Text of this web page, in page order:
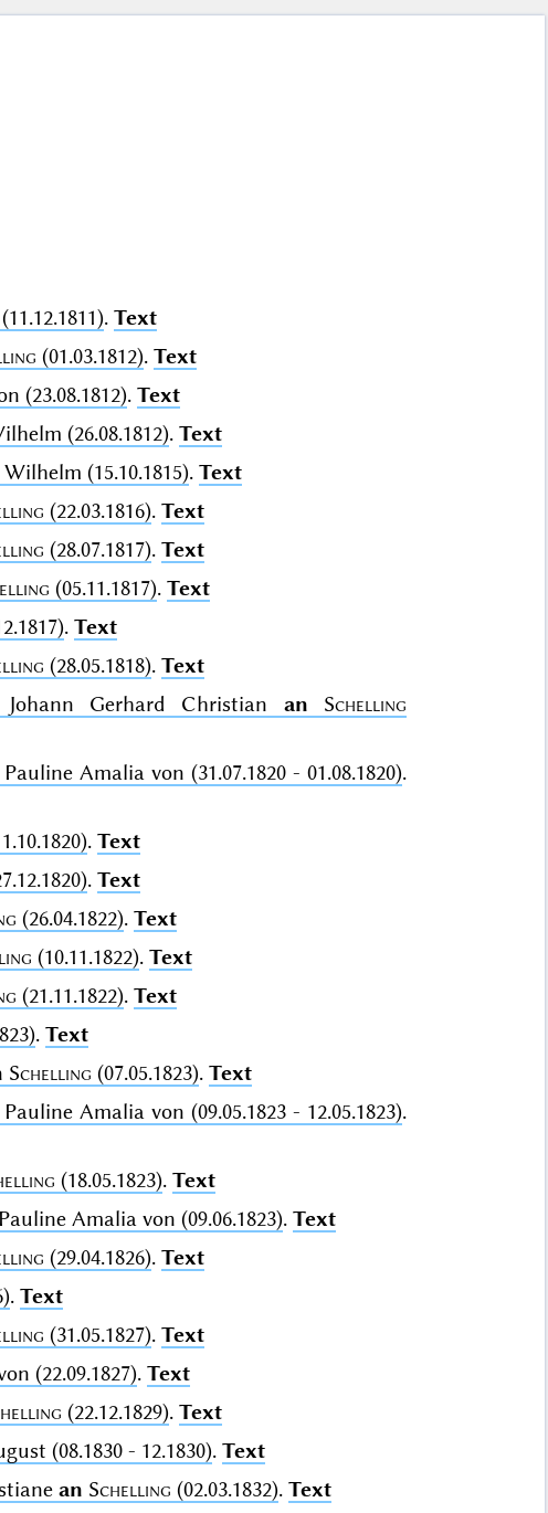
(11.12.1811). Text
(01.03.1812). Text
(23.08.1812). Text
(26.08.1812). Text
(15.10.1815). Text
(22.03.1816). Text
(28.07.1817). Text
(05.11.1817). Text
. Text
(28.05.1818). Text
Gerhard Christian an
Schelling
Amalia von (31.07.1820 - 01.08.1820).
. Text
. Text
(26.04.1822). Text
(10.11.1822). Text
(21.11.1822). Text
. Text
Schelling (07.05.1823). Text
Amalia von (09.05.1823 - 12.05.1823).
(18.05.1823). Text
Amalia von (09.06.1823). Text
(29.04.1826). Text
. Text
(31.05.1827). Text
(22.09.1827). Text
(22.12.1829). Text
(08.1830 - 12.1830). Text
an Schelling (02.03.1832). Text